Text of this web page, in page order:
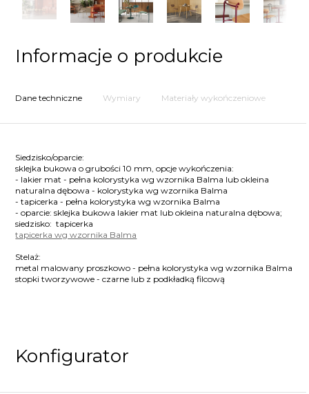
Informacje o produkcie
Dane techniczne Wymiary Materiały wykończeniowe
Siedzisko/oparcie:
sklejka bukowa o grubości 10 mm, opcje wykończenia:
- lakier mat - pełna kolorystyka wg wzornika Balma lub okleina
naturalna dębowa - kolorystyka wg wzornika Balma
- tapicerka - pełna kolorystyka wg wzornika Balma
- oparcie: sklejka bukowa lakier mat lub okleina naturalna dębowa;
siedzisko: tapicerka
tapicerka wg wzornika Balma
Stelaż:
metal malowany proszkowo - pełna kolorystyka wg wzornika Balma
stopki tworzywowe - czarne lub z podkładką filcową
Konfigurator